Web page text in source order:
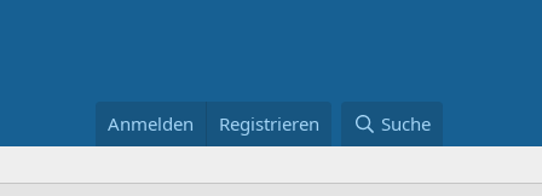
Anmelden Registrieren Suche